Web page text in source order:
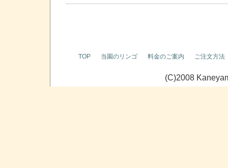
TOP 当園のリンゴ 料金のご案内 ご注文方法
(C)2008